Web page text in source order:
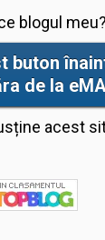
blogul meu?
buton
de la
acest